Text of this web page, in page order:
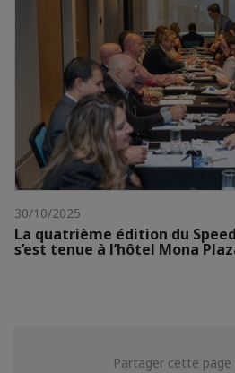
30/10/2025
La quatrième édition du
s’est tenue à l’hôtel Mona
Partager cette page